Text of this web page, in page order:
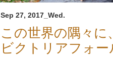
Sep 27, 2017_Wed.
この世界の隅々
ビクトリアフォ